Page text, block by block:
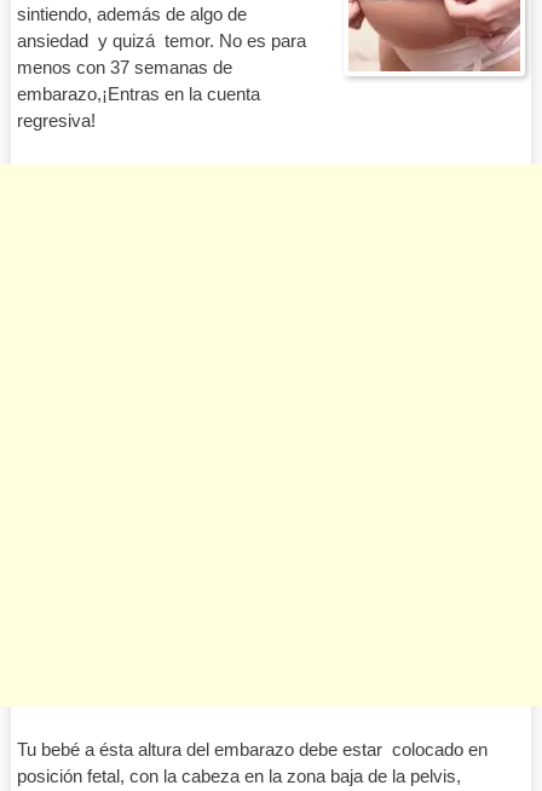
sintiendo, además de algo de
ansiedad y quizá temor. No es para
menos con 37 semanas de
embarazo,¡Entras en la cuenta
regresiva!
Tu bebé a ésta altura del embarazo debe estar colocado en
posición fetal, con la cabeza en la zona baja de la pelvis,